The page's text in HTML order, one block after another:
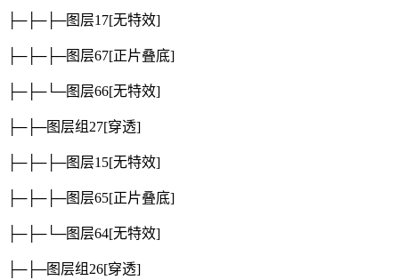
├─├─├─图层17[无特效]
├─├─├─图层67[正片叠底]
├─├─└─图层66[无特效]
├─├─图层组27[穿透]
├─├─├─图层15[无特效]
├─├─├─图层65[正片叠底]
├─├─└─图层64[无特效]
├─├─图层组26[穿透]